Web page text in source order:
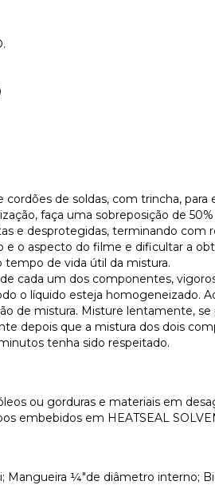
de soldas, com trincha, para
faça uma sobreposição de
e desprotegidas, terminando com
o aspecto do filme e dificultar a
tempo de vida útil da mistura.
cada um dos componentes,
o líquido esteja homogeneizado.
de mistura. Misture lentamente,
depois que a mistura dos dois
tenha sido respeitado.
ou gorduras e materiais em
embebidos em HEATSEAL
Mangueira ¼"de diâmetro interno;